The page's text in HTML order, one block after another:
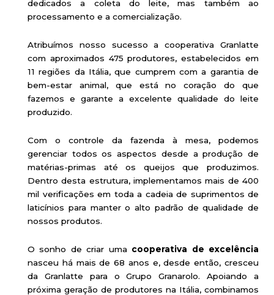
dedicados a coleta do leite, mas também ao
processamento e a comercialização.
Atribuímos nosso sucesso a cooperativa Granlatte
com aproximados 475 produtores, estabelecidos em
11 regiões da Itália, que cumprem com a garantia de
bem-estar animal, que está no coração do que
fazemos e garante a excelente qualidade do leite
produzido.
Com o controle da fazenda à mesa, podemos
gerenciar todos os aspectos desde a produção de
matérias-primas até os queijos que produzimos.
Dentro desta estrutura, implementamos mais de 400
mil verificações em toda a cadeia de suprimentos de
laticínios para manter o alto padrão de qualidade de
nossos produtos.
O sonho de criar uma cooperativa de excelência
nasceu há mais de 68 anos e, desde então, cresceu
da Granlatte para o Grupo Granarolo. Apoiando a
próxima geração de produtores na Itália, combinamos